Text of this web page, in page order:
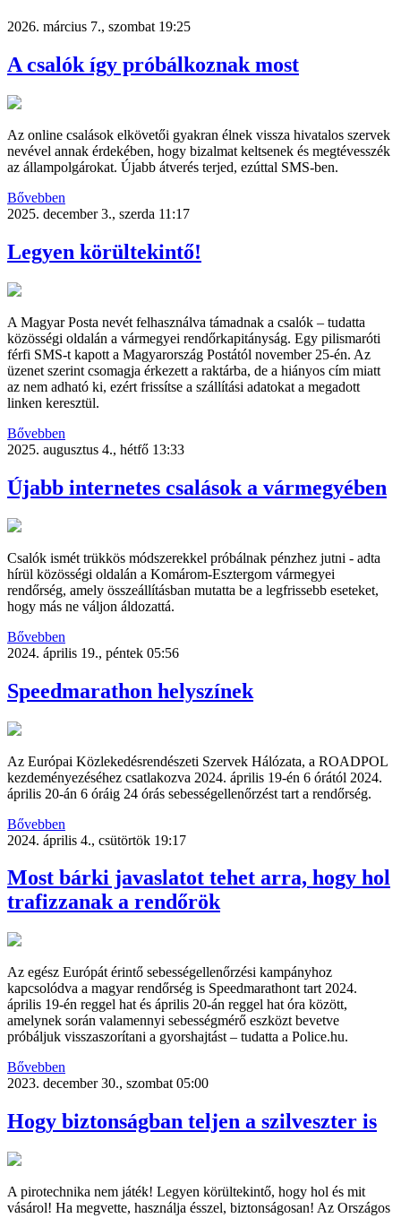
2026. március 7., szombat 19:25
A csalók így próbálkoznak most
Az online csalások elkövetői gyakran élnek vissza hivatalos szervek
nevével annak érdekében, hogy bizalmat keltsenek és megtévesszék
az állampolgárokat. Újabb átverés terjed, ezúttal SMS-ben.
Bővebben
2025. december 3., szerda 11:17
Legyen körültekintő!
A Magyar Posta nevét felhasználva támadnak a csalók – tudatta
közösségi oldalán a vármegyei rendőrkapitányság. Egy pilismaróti
férfi SMS-t kapott a Magyarország Postától november 25-én. Az
üzenet szerint csomagja érkezett a raktárba, de a hiányos cím miatt
az nem adható ki, ezért frissítse a szállítási adatokat a megadott
linken keresztül.
Bővebben
2025. augusztus 4., hétfő 13:33
Újabb internetes csalások a vármegyében
Csalók ismét trükkös módszerekkel próbálnak pénzhez jutni - adta
hírül közösségi oldalán a Komárom-Esztergom vármegyei
rendőrség, amely összeállításban mutatta be a legfrissebb eseteket,
hogy más ne váljon áldozattá.
Bővebben
2024. április 19., péntek 05:56
Speedmarathon helyszínek
Az Európai Közlekedésrendészeti Szervek Hálózata, a ROADPOL
kezdeményezéséhez csatlakozva 2024. április 19-én 6 órától 2024.
április 20-án 6 óráig 24 órás sebességellenőrzést tart a rendőrség.
Bővebben
2024. április 4., csütörtök 19:17
Most bárki javaslatot tehet arra, hogy hol
trafizzanak a rendőrök
Az egész Európát érintő sebességellenőrzési kampányhoz
kapcsolódva a magyar rendőrség is Speedmarathont tart 2024.
április 19-én reggel hat és április 20-án reggel hat óra között,
amelynek során valamennyi sebességmérő eszközt bevetve
próbáljuk visszaszorítani a gyorshajtást – tudatta a Police.hu.
Bővebben
2023. december 30., szombat 05:00
Hogy biztonságban teljen a szilveszter is
A pirotechnika nem játék! Legyen körültekintő, hogy hol és mit
vásárol! Ha megvette, használja ésszel, biztonságosan! Az Országos